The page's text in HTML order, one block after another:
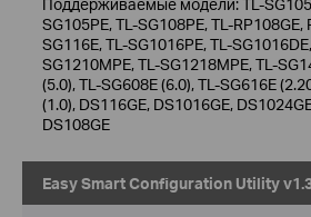
SG105PE, TL-SG108PE, TL-RP108GE,
SG116E, TL-SG1016PE, TL-
SG1210MPE, TL-SG1218MPE, TL-
(5.0), TL-SG608E (6.0), TL-SG616E
(1.0), DS116GE, DS1016GE,
DS108GE
Easy Smart Configuration Utility